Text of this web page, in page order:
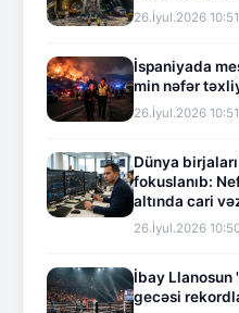
26.İyul.2026 10:51
İspaniyada
min nəfər
26.İyul.2026 10:51
Dünya
fokuslanıb:
altında cari
26.İyul.2026
İbay Llanosun
gecəsi